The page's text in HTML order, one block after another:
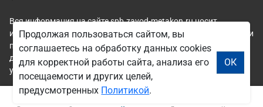
Вся информация на сайте spb.zavod-metakon.ru носит
исключительно ознакомительный и справочный характер и ни
при каких условиях не является публичной офертой. Всю
дополнительную информацию можно узнать по телефонам
указанным на сайте.
Продолжая пользоваться сайтом, вы
соглашаетесь на обработку данных cookies
для корректной работы сайта, анализа его
посещаемости и других целей,
предусмотренных Политикой.
ОК